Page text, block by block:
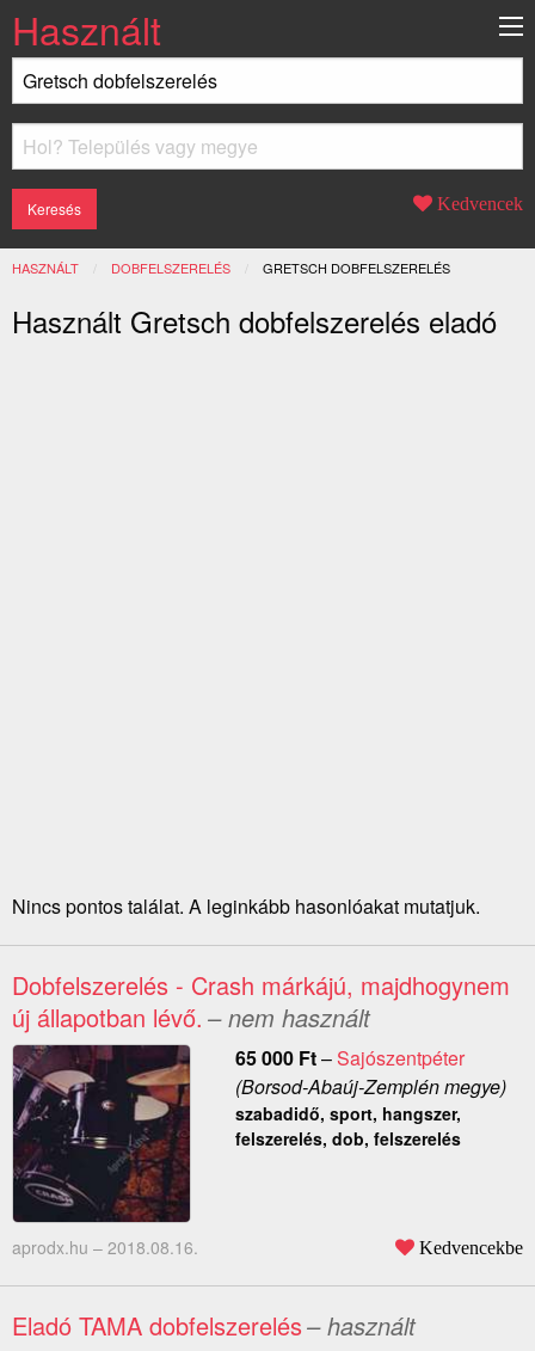
Használt
Kedvencek
HASZNÁLT DOBFELSZERELÉS JELENLEGI:
GRETSCH DOBFELSZERELÉS
Használt Gretsch dobfelszerelés eladó
Nincs pontos találat. A leginkább hasonlóakat mutatjuk.
Dobfelszerelés - Crash márkájú, majdhogynem
új állapotban lévő. – nem használt
65 000 Ft–Sajószentpéter
(Borsod-Abaúj-Zemplén megye)
szabadidő, sport, hangszer,
felszerelés, dob, felszerelés
aprodx.hu – 2018.08.16. Kedvencekbe
Eladó TAMA dobfelszerelés– használt